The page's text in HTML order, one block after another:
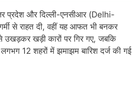
प्रदेश और दिल्ली-एनसीआर (Delhi-
से राहत दी, वहीं यह आफत भी बनकर
खड़ी कारों पर गिर गए, जबकि
12 शहरों में झमाझम बारिश दर्ज की गई